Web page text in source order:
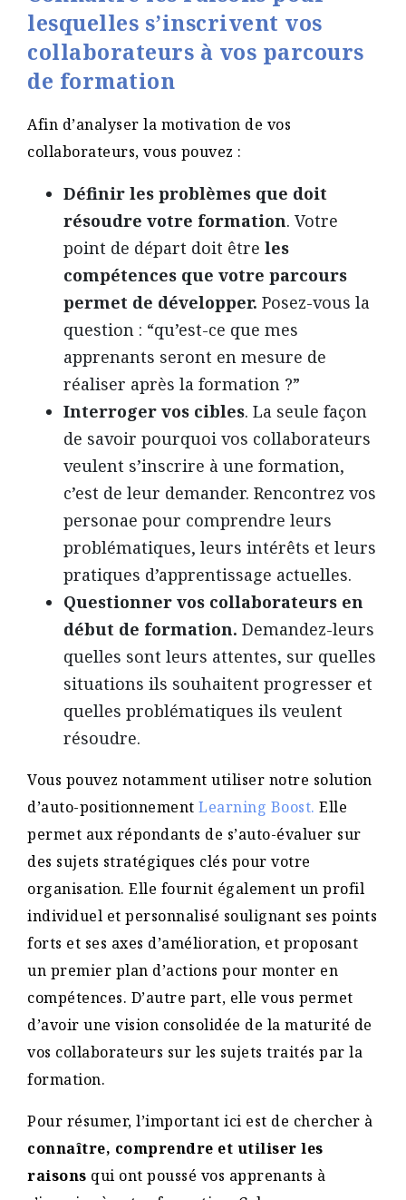
lesquelles s’inscrivent vos
collaborateurs à vos parcours
de formation
Afin d’analyser la motivation de vos
collaborateurs, vous pouvez :
Définir les problèmes que doit
résoudre votre formation. Votre
point de départ doit être les
compétences que votre parcours
permet de développer. Posez-vous la
question : “qu’est-ce que mes
apprenants seront en mesure de
réaliser après la formation ?”
Interroger vos cibles. La seule façon
de savoir pourquoi vos collaborateurs
veulent s’inscrire à une formation,
c’est de leur demander. Rencontrez vos
personae pour comprendre leurs
problématiques, leurs intérêts et leurs
pratiques d’apprentissage actuelles.
Questionner vos collaborateurs en
début de formation. Demandez-leurs
quelles sont leurs attentes, sur quelles
situations ils souhaitent progresser et
quelles problématiques ils veulent
résoudre.
Vous pouvez notamment utiliser notre solution
d’auto-positionnement Learning Boost. Elle
permet aux répondants de s’auto-évaluer sur
des sujets stratégiques clés pour votre
organisation. Elle fournit également un profil
individuel et personnalisé soulignant ses points
forts et ses axes d’amélioration, et proposant
un premier plan d’actions pour monter en
compétences. D’autre part, elle vous permet
d’avoir une vision consolidée de la maturité de
vos collaborateurs sur les sujets traités par la
formation.
Pour résumer, l’important ici est de chercher à
connaître, comprendre et utiliser les
raisons qui ont poussé vos apprenants à